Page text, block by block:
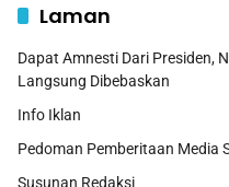
Laman
Dapat Amnesti Dari Presiden,
Langsung Dibebaskan
Info Iklan
Pedoman Pemberitaan Media
Susunan Redaksi